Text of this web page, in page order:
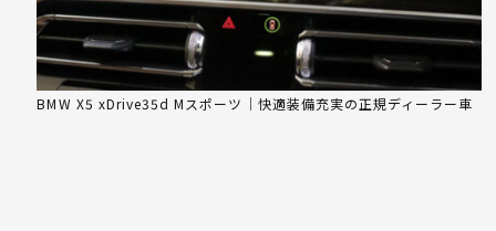
BMW X5 xDrive35d Mスポーツ｜快適装備充実の正規ディーラー車